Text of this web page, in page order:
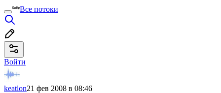
Все потоки
Войти
keatlon21 фев 2008 в 08:46